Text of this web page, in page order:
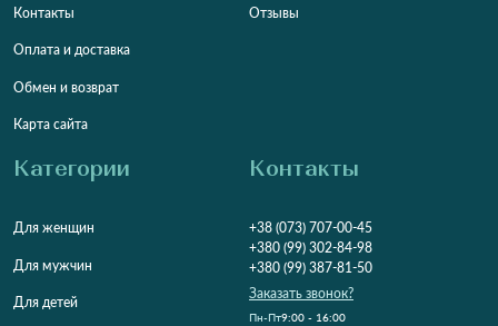
Контакты
Оплата и доставка
Обмен и возврат
Карта сайта
Отзывы
Категории
Для женщин
Для мужчин
Для детей
Контакты
+38 (073) 707-00-45
+380 (99) 302-84-98
+380 (99) 387-81-50
Заказать звонок?
Пн-Пт9:00 - 16:00